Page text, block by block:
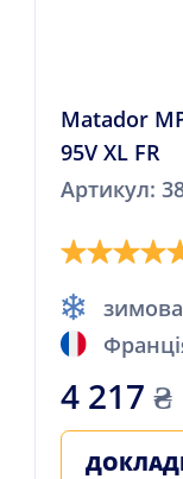
Matador
95V XL FR
Артикул:
зимова
4 217 ₴